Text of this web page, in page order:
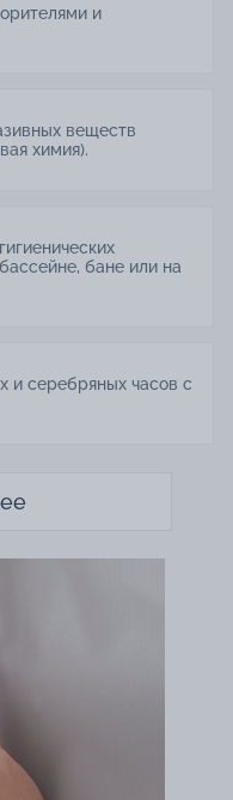
и
веществ
химия).
бане или на
и серебряных часов с